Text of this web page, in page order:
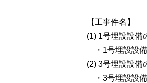
【工事件名】
(1) 1号埋設設備
・1号埋設設
(2) 3号埋設設備
・3号埋設設備